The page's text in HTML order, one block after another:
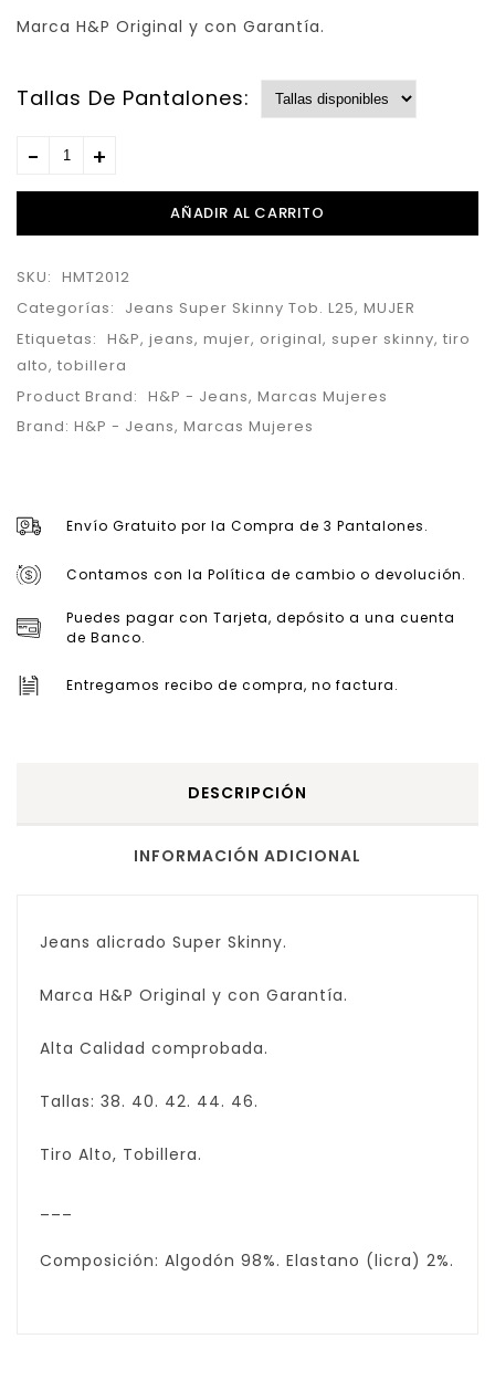
Marca H&P Original y con Garantía.
Tallas De Pantalones:
AÑADIR AL CARRITO
SKU: HMT2012
Categorías:
Jeans Super Skinny Tob. L25, MUJER
Etiquetas: H&P, jeans, mujer, original, super skinny, tiro
alto, tobillera
Product Brand: H&P - Jeans, Marcas Mujeres
Brand: H&P - Jeans, Marcas Mujeres
Envío Gratuito por la Compra de 3 Pantalones.
Contamos con la Política de cambio o devolución.
Puedes pagar con Tarjeta, depósito a una cuenta
de Banco.
Entregamos recibo de compra, no factura.
DESCRIPCIÓN
INFORMACIÓN ADICIONAL
Jeans alicrado Super Skinny.
Marca H&P Original y con Garantía.
Alta Calidad comprobada.
Tallas: 38. 40. 42. 44. 46.
Tiro Alto, Tobillera.
Composición: Algodón 98%. Elastano (licra) 2%.